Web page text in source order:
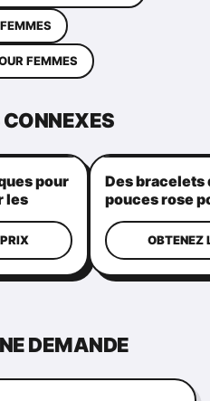
FEMMES
pour
les
Des bracelets
pouces rose
cordes
OBTENEZ
DEMANDE